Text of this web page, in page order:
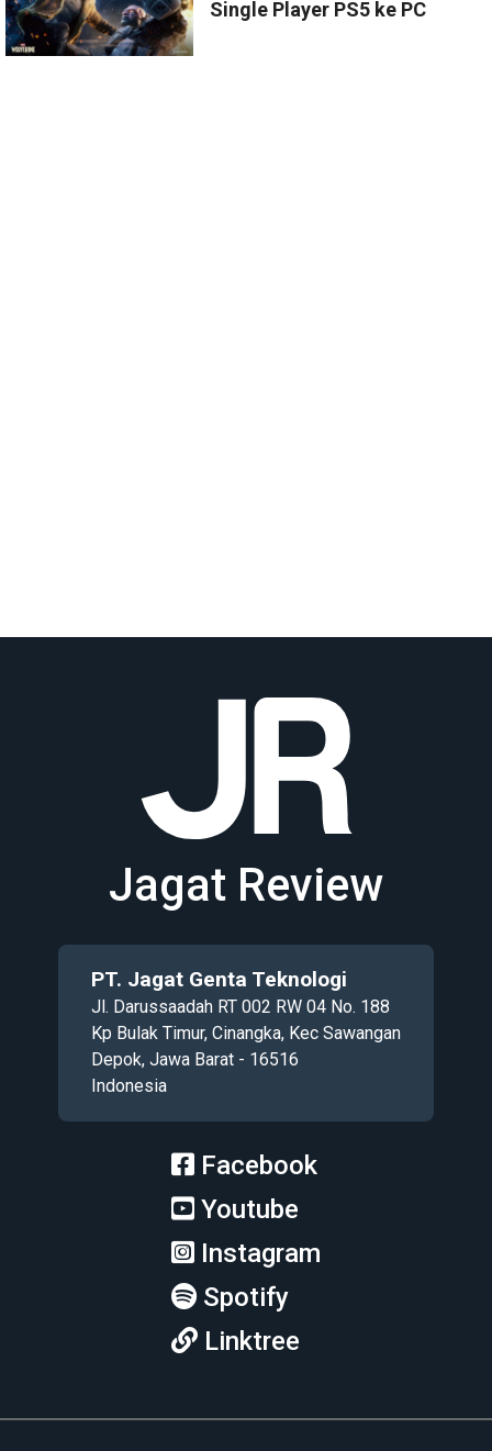
Single Player PS5 ke PC
Jagat Review
PT. Jagat Genta Teknologi
Jl. Darussaadah RT 002 RW 04 No. 188
Kp Bulak Timur, Cinangka, Kec Sawangan
Depok, Jawa Barat - 16516
Indonesia
Facebook
Youtube
Instagram
Spotify
Linktree